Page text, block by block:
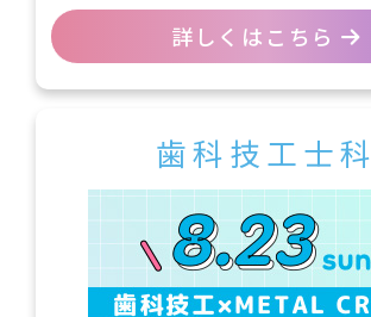
詳しくはこちら
歯科技工士科